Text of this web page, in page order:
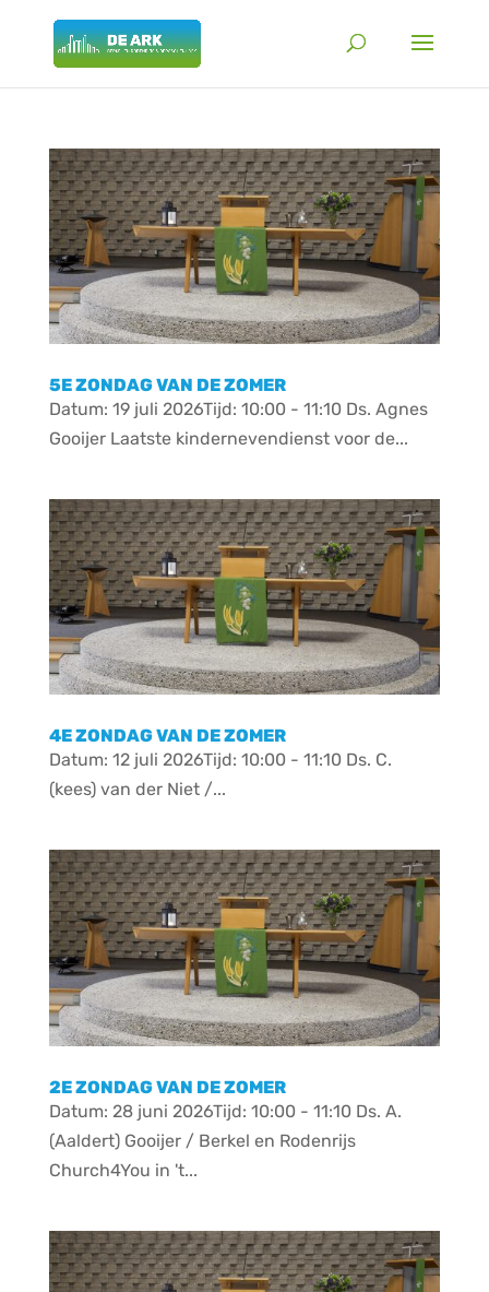
5E ZONDAG VAN DE ZOMER
Datum: 19 juli 2026Tijd: 10:00 - 11:10 Ds. Agnes
Gooijer Laatste kindernevendienst voor de...
4E ZONDAG VAN DE ZOMER
Datum: 12 juli 2026Tijd: 10:00 - 11:10 Ds. C.
(kees) van der Niet /...
2E ZONDAG VAN DE ZOMER
Datum: 28 juni 2026Tijd: 10:00 - 11:10 Ds. A.
(Aaldert) Gooijer / Berkel en Rodenrijs
Church4You in 't...